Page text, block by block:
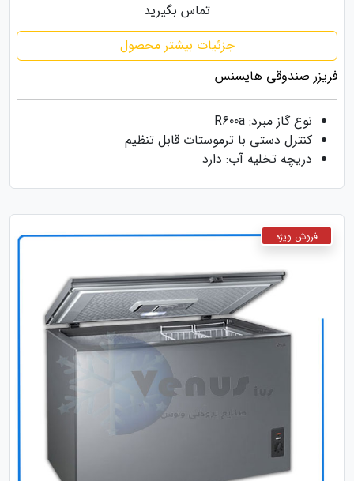
تماس بگیرید
جزئیات بیشتر محصول
فریزر صندوقی هایسنس
نوع گاز مبرد: R600a
کنترل دستی با ترموستات قابل تنظیم
دریچه تخلیه آب: دارد